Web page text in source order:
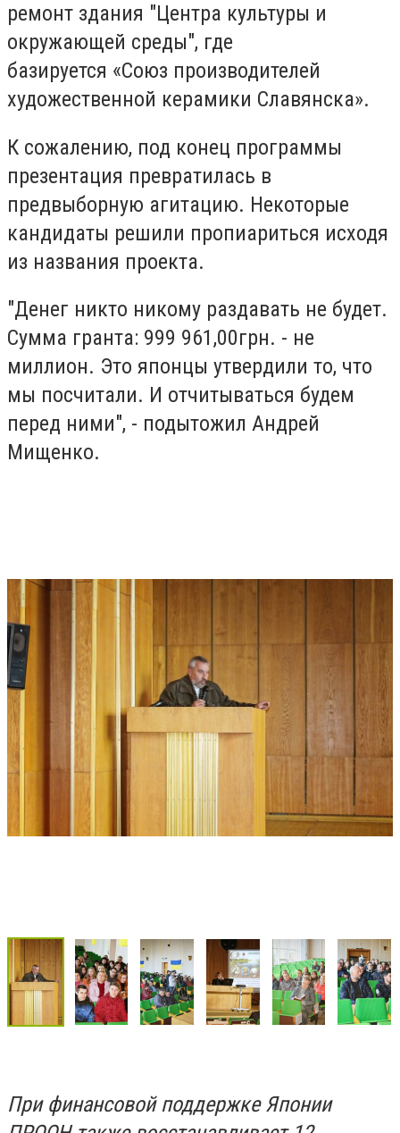
ремонт здания "Центра культуры и
окружающей среды", где
базируется «Союз производителей
художественной керамики Славянска».
К сожалению, под конец программы
презентация превратилась в
предвыборную агитацию. Некоторые
кандидаты решили пропиариться исходя
из названия проекта.
"Денег никто никому раздавать не будет.
Сумма гранта: 999 961,00грн. - не
миллион. Это японцы утвердили то, что
мы посчитали. И отчитываться будем
перед ними", - подытожил Андрей
Мищенко.
При финансовой поддержке Японии